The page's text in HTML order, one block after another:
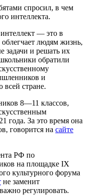
спросил, в чем
интеллекта.
— это в
людям жизнь,
задачи и решать их
обратили
и
всей стране.
8—11 классов,
года. За это время она
говорится на сайте
РФ по
на площадке IX
культурного форума
не заменит
регулировать.